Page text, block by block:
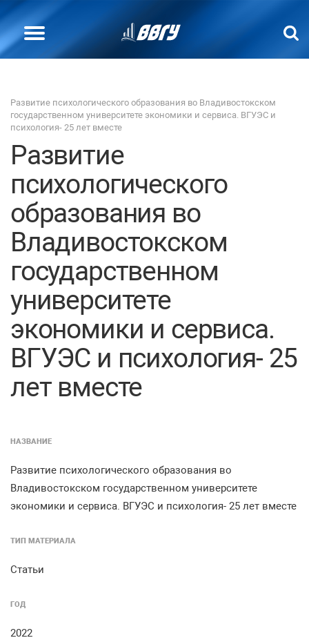
Развитие психологического образования во Владивостокском
государственном университете экономики и сервиса. ВГУЭС и
психология- 25 лет вместе
Развитие
психологического
образования во
Владивостокском
государственном
университете
экономики и сервиса.
ВГУЭС и психология- 25
лет вместе
НАЗВАНИЕ
Развитие психологического образования во
Владивостокском государственном университете
экономики и сервиса. ВГУЭС и психология- 25 лет вместе
ТИП МАТЕРИАЛА
Статьи
ГОД
2022